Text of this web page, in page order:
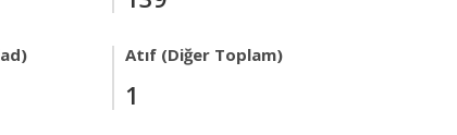
Atıf (Diğer Toplam)
1